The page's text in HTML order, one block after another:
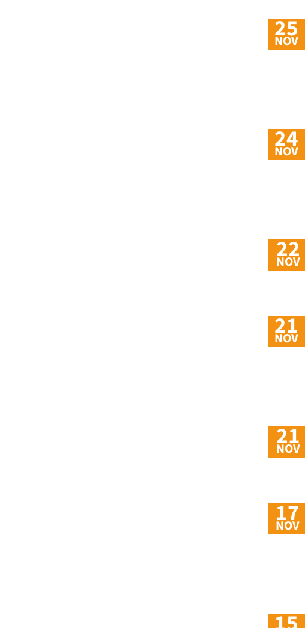
25
NOV
24
NOV
22
NOV
21
NOV
21
NOV
17
NOV